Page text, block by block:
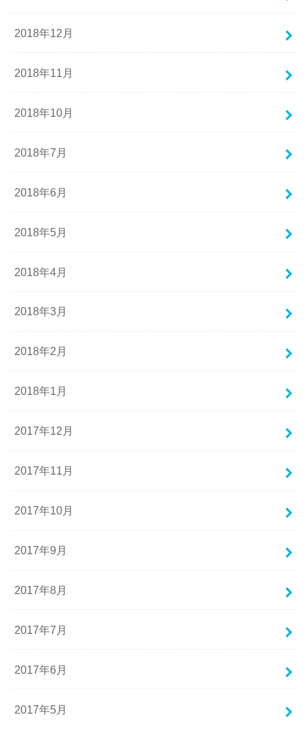
2018年12月
2018年11月
2018年10月
2018年7月
2018年6月
2018年5月
2018年4月
2018年3月
2018年2月
2018年1月
2017年12月
2017年11月
2017年10月
2017年9月
2017年8月
2017年7月
2017年6月
2017年5月